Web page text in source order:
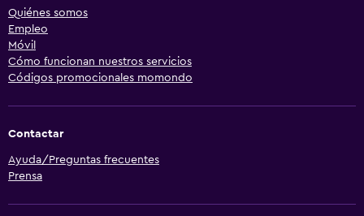
Quiénes somos
Empleo
Móvil
Cómo funcionan nuestros servicios
Códigos promocionales momondo
Contactar
Ayuda/Preguntas frecuentes
Prensa